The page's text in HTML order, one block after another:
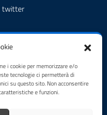
i cookie per memorizzare e/o
tecnologie ci permetterà di
su questo sito. Non acconsentire
e funzioni.
twitter